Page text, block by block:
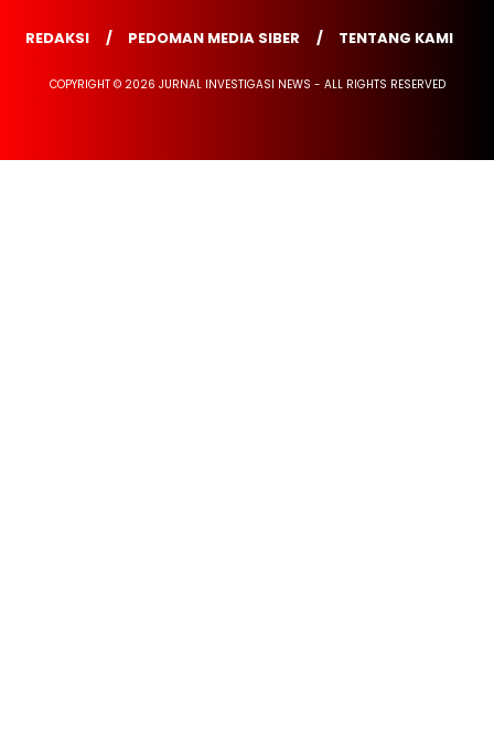
REDAKSI PEDOMAN MEDIA SIBER TENTANG KAMI
COPYRIGHT © 2026 JURNAL INVESTIGASI NEWS - ALL RIGHTS RESERVED